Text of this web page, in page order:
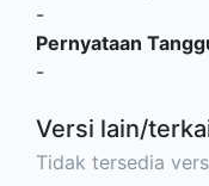
-
Pernyataan
-
Versi lain/
Tidak tersedia